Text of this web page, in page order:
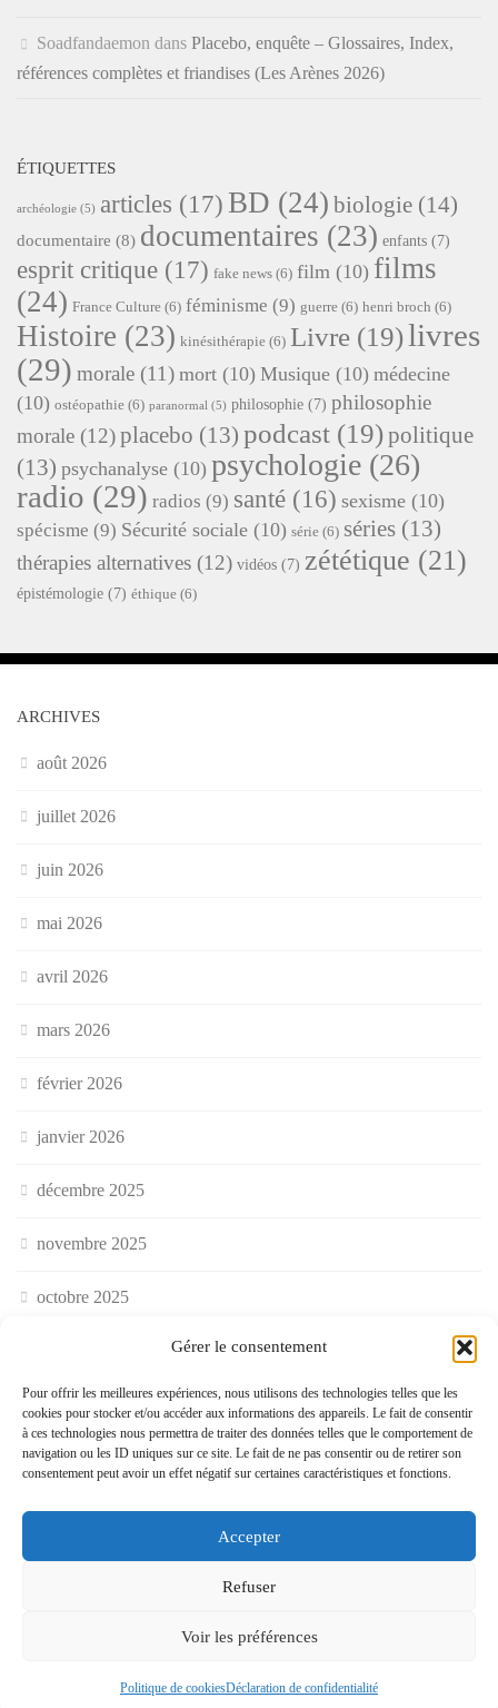
Gérer le consentement
Pour offrir les meilleures expériences, nous utilisons des technologies telles que les
cookies pour stocker et/ou accéder aux informations des appareils. Le fait de consentir
à ces technologies nous permettra de traiter des données telles que le comportement de
navigation ou les ID uniques sur ce site. Le fait de ne pas consentir ou de retirer son
consentement peut avoir un effet négatif sur certaines caractéristiques et fonctions.
Accepter
Refuser
Voir les préférences
Politique de cookiesDéclaration de confidentialité
Soadfandaemon dans Placebo, enquête – Glossaires, Index,
références complètes et friandises (Les Arènes 2026)
ÉTIQUETTES
archéologie (5) articles (17) BD (24) biologie (14)
documentaire (8) documentaires (23) enfants (7)
esprit critique (17) fake news (6) film (10) films
(24) France Culture (6) féminisme (9) guerre (6) henri broch (6)
Histoire (23) kinésithérapie (6) Livre (19)livres
(29) morale (11) mort (10) Musique (10) médecine
(10) ostéopathie (6) paranormal (5) philosophie (7) philosophie
morale (12)placebo (13) podcast (19)politique
(13) psychanalyse (10) psychologie (26)
radio (29) radios (9) santé (16) sexisme (10)
spécisme (9) Sécurité sociale (10) série (6) séries (13)
thérapies alternatives (12) vidéos (7) zététique (21)
épistémologie (7) éthique (6)
ARCHIVES
août 2026
juillet 2026
juin 2026
mai 2026
avril 2026
mars 2026
février 2026
janvier 2026
décembre 2025
novembre 2025
octobre 2025
août 2025
juillet 2025
juin 2025
mai 2025